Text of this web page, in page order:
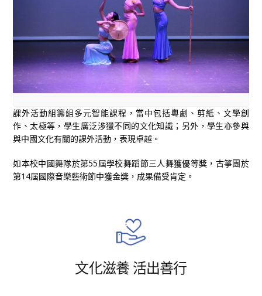
課外活動組籌組多元智能課程，當中包括粵劇、剪紙、文學創
作、太極等，學生廣泛涉獵不同的文化知識；另外，學生亦參與
與中國文化有關的課外活動，表現卓越。
如本校中國舞隊於第55屆學校舞蹈節三人舞獲優等獎，古箏團於
第14屆國際音樂藝術節中獲金獎，成果備受肯定。
文化滋養 活出善行